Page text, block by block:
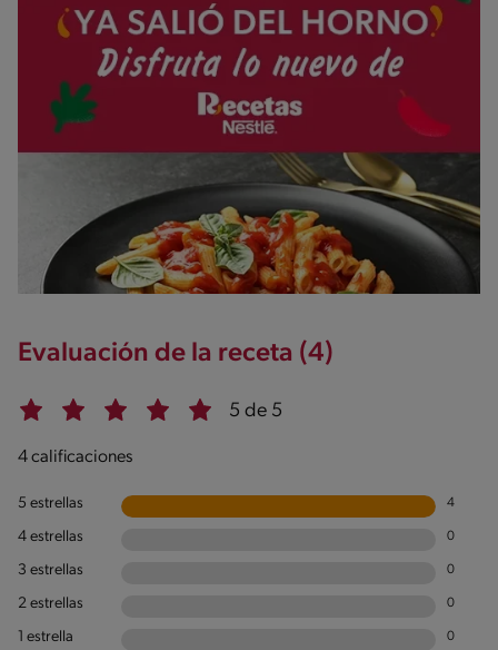
Evaluación de la receta (4)
5 de 5
4 calificaciones
5 estrellas 4
4 estrellas 0
3 estrellas 0
2 estrellas 0
1 estrella 0